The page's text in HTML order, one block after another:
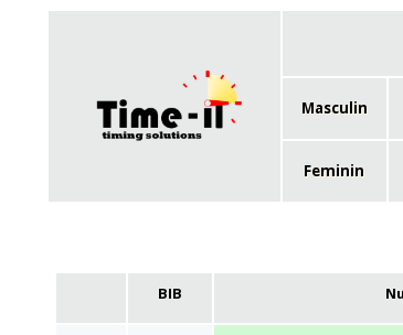
Masculin
Feminin